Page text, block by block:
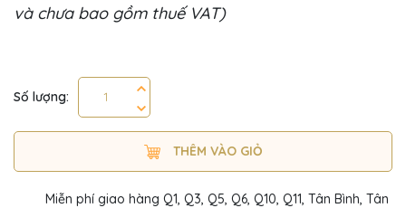
và chưa bao gồm thuế VAT)
Số lượng:
THÊM VÀO GIỎ
Miễn phí giao hàng Q1, Q3, Q5, Q6, Q10, Q11, Tân Bình, Tân